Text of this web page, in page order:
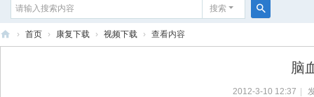
搜索
索
› 首页 › 康复下载 › 视频下载 › 查看内容
脑
2012-3-10 12:37